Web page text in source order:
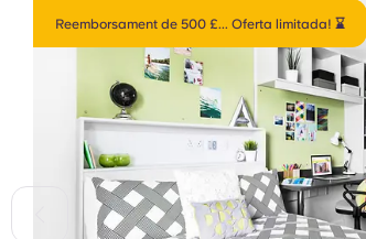
Reemborsament de 500 £... Oferta limitada! ⌛